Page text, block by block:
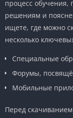
процесс обучения,
решениям и
ищете, где можно
несколько
Специальные
Форумы,
Мобильные
Перед